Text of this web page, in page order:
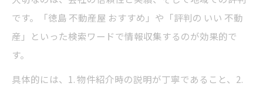
です。「徳島 不動産屋 おすすめ」や「評判の いい 不動
産」といった検索ワードで情報収集するのが効果的で
す。
具体的には、1. 物件紹介時の説明が丁寧であること、2.